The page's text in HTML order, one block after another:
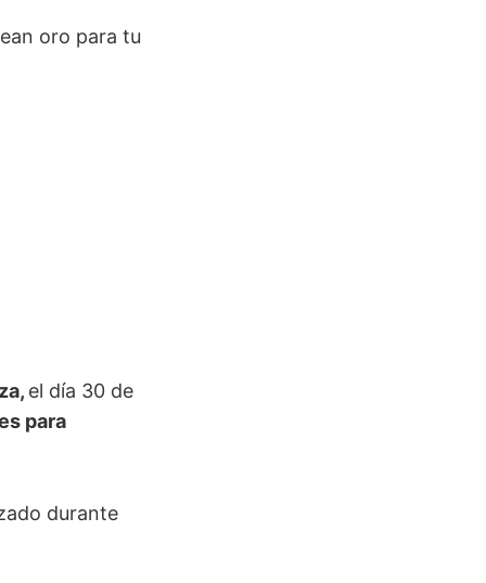
oro para tu
el día 30 de
para
durante